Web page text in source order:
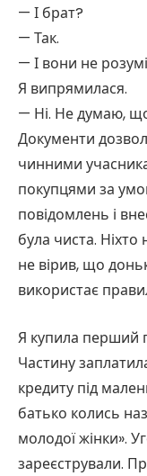
— І брат?
— Так.
— І вони не
Я випрямилася.
— Ні. Не думаю,
Документи
чинними
покупцями за
повідомлень і
була чиста. Ніхто
не вірив, що
використає
Я купила перший
Частину
кредиту під
батько колись
молодої жінки».
зареєстрували.